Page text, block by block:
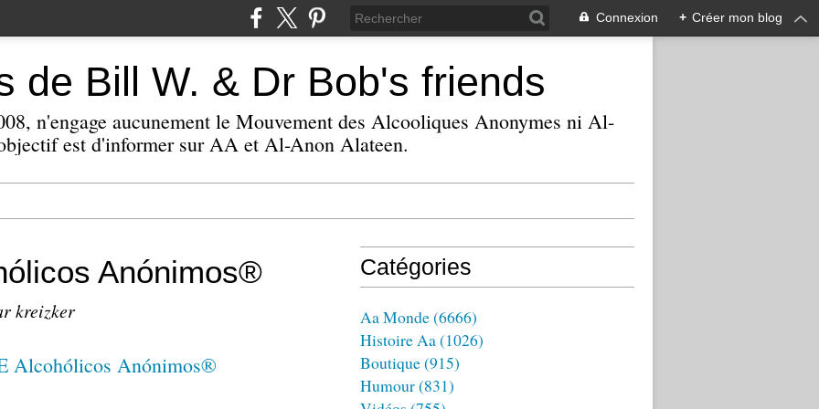
Connexion + Créer mon blog
de Bill W. & Dr Bob's friends
n'engage aucunement le Mouvement des Alcooliques Anonymes ni Al-
est d'informer sur AA et Al-Anon Alateen.
Anónimos®
kreizker
Catégories
Aa Monde(6666)
Histoire Aa(1026)
Boutique(915)
Humour(831)